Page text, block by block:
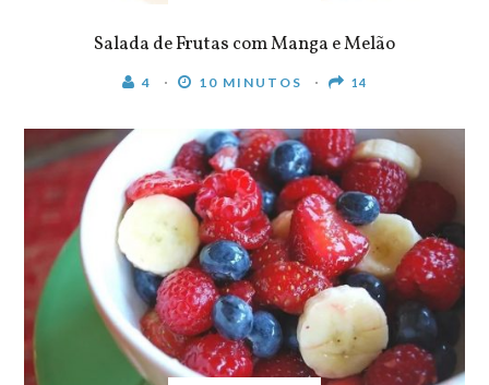
Salada de Frutas com Manga e Melão
4 10 MINUTOS 14